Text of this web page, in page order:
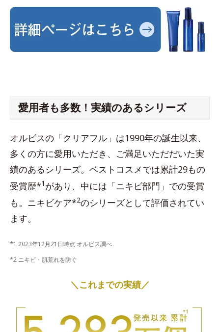
愛用者も多数！実績のあるシリーズ
オルビスの「クリアフル」は1990年の誕生以来、
多くの方に愛用いただき、ご満足いただだいた実
績のあるシリーズ。ベストコスメでは累計29もの
受賞歴*1 があり、中には「ニキビ部門」での受賞
も。ニキビケア*2のシリーズとして評価されてい
ます。
*1 2023年12月21日時点 オルビス調べ
*2 ニキビ・肌荒れを防ぐ
＼これまでの実績／